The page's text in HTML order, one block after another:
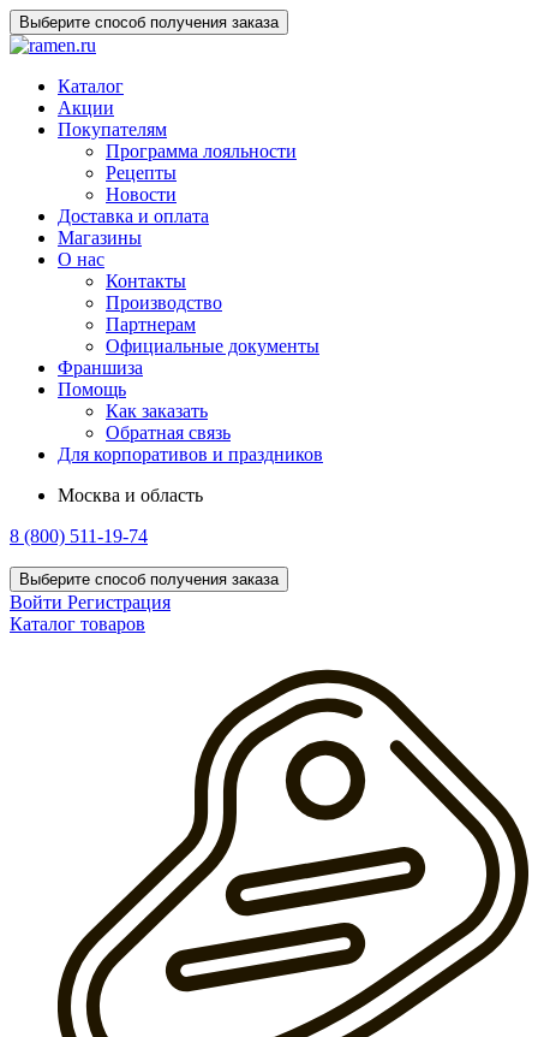
Выберите способ получения заказа
Каталог
Акции
Покупателям
Программа лояльности
Рецепты
Новости
Доставка и оплата
Магазины
О нас
Контакты
Производство
Партнерам
Официальные документы
Франшиза
Помощь
Как заказать
Обратная связь
Для корпоративов и праздников
Москва и область
8 (800) 511-19-74
Выберите способ получения заказа
Войти Регистрация
Каталог товаров